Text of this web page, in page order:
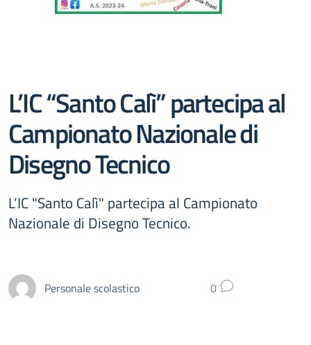
L’IC “Santo Calì” partecipa al
Campionato Nazionale di
Disegno Tecnico
L’IC "Santo Calì" partecipa al Campionato
Nazionale di Disegno Tecnico.
Personale scolastico 0